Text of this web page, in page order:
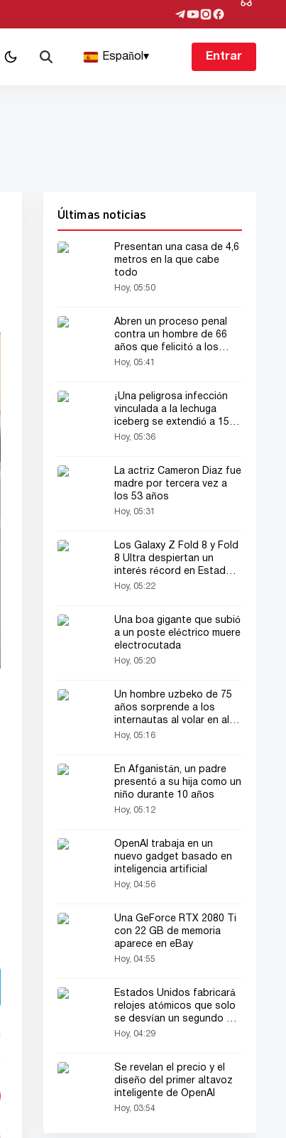
Español▾ Entrar
Últimas noticias
Presentan una casa de 4,6
metros en la que cabe
todo
Hoy, 05:50
Abren un proceso penal
contra un hombre de 66
años que felicitó a los
novios en una boda
Hoy, 05:41
¡Una peligrosa infección
vinculada a la lechuga
iceberg se extendió a 15
estados de EE. UU.!
Hoy, 05:36
La actriz Cameron Diaz fue
madre por tercera vez a
los 53 años
Hoy, 05:31
Los Galaxy Z Fold 8 y Fold
8 Ultra despiertan un
interés récord en Estados
Unidos
Hoy, 05:22
Una boa gigante que subió
a un poste eléctrico muere
electrocutada
Hoy, 05:20
Un hombre uzbeko de 75
años sorprende a los
internautas al volar en ala
delta
Hoy, 05:16
En Afganistán, un padre
presentó a su hija como un
niño durante 10 años
Hoy, 05:12
OpenAI trabaja en un
nuevo gadget basado en
inteligencia artificial
Hoy, 04:56
Una GeForce RTX 2080 Ti
con 22 GB de memoria
aparece en eBay
Hoy, 04:55
Estados Unidos fabricará
relojes atómicos que solo
se desvían un segundo en
30 millones de años
Hoy, 04:29
Se revelan el precio y el
diseño del primer altavoz
inteligente de OpenAI
Hoy, 03:54